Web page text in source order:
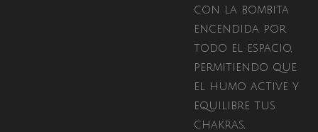
con la bombita
encendida por
todo el espacio,
permitiendo que
el humo active y
equilibre tus
chakras,